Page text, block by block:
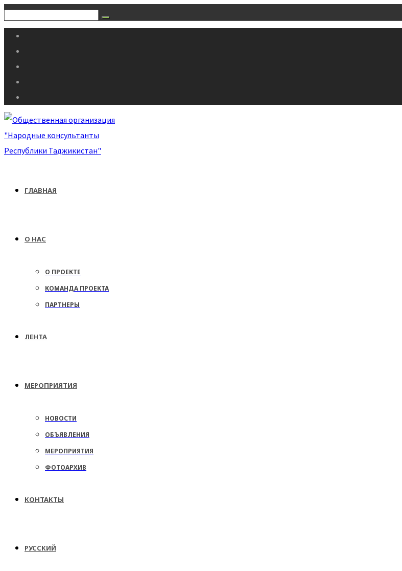
ГЛАВНАЯ
О НАС
О ПРОЕКТЕ
КОМАНДА ПРОЕКТА
ПАРТНЕРЫ
ЛЕНТА
МЕРОПРИЯТИЯ
НОВОСТИ
ОБЪЯВЛЕНИЯ
МЕРОПРИЯТИЯ
ФОТОАРХИВ
КОНТАКТЫ
РУССКИЙ